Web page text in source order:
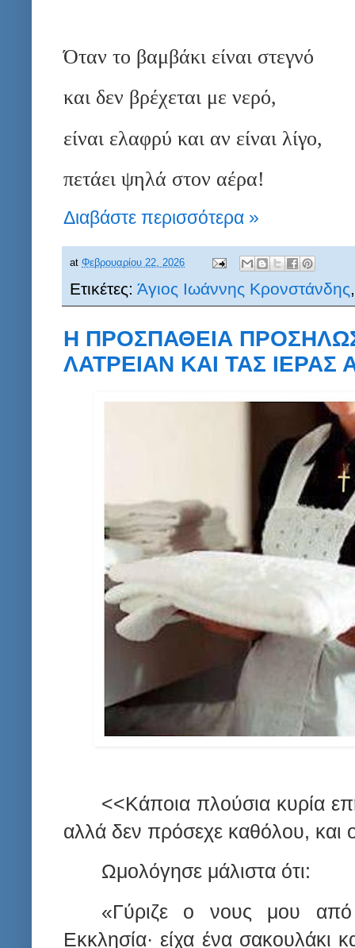
Όταν το βαμ­βά­κι εί­ναι στε­γνό
και δεν βρέ­χε­ται με νερό,
εί­ναι ελα­φρύ και αν εί­ναι λίγο,
πε­τά­ει ψηλά στον αέρα!
Διαβάστε περισσότερα »
at Φεβρουαρίου 22, 2026
Ετικέτες: Άγιος Ιωάννης Κρονστάνδης
Η ΠΡΟΣΠΑΘΕΙΑ
ΛΑΤΡΕΙΑΝ ΚΑΙ ΤΑΣ ΙΕΡΑΣ
<<Κάποια πλούσια κυρία
αλλά δεν πρόσεχε καθόλου, και
Ωμολόγησε μάλιστα ότι:
«Γύριζε ο νους μου
Εκκλησία· είχα ένα σακουλάκι